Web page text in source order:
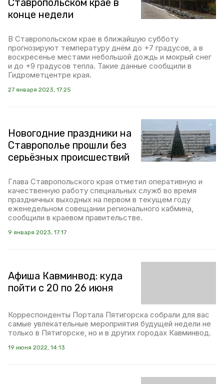
Ставропольском крае в
конце недели
В Ставропольском крае в ближайшую субботу
прогнозируют температуру днём до +7 градусов, а в
воскресенье местами небольшой дождь и мокрый снег
и до +9 градусов тепла. Такие данные сообщили в
Гидрометцентре края.
27 января 2023, 17:25
Новогодние праздники на
Ставрополье прошли без
серьёзных происшествий
Глава Ставропольского края отметил оперативную и
качественную работу специальных служб во время
праздничных выходных на первом в текущем году
еженедельном совещании регионального кабмина,
сообщили в краевом правительстве.
9 января 2023, 17:17
Афиша Кавминвод: куда
пойти с 20 по 26 июня
Корреспонденты Портала Пятигорска собрали для вас
самые увлекательные мероприятия будущей недели не
только в Пятигорске, но и в других городах Кавминвод.
19 июня 2022, 14:13